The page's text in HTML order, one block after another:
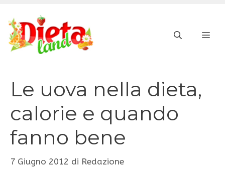
contenuto
Le uova nella dieta,
calorie e quando
fanno bene
7 Giugno 2012 di Redazione